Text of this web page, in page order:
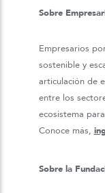
Sobre
Empresarios
sostenible y
articulación de
entre los
ecosistema
Conoce más,
Sobre la